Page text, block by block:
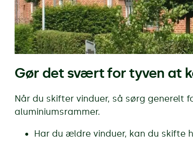
Gør det svært for tyven at
Når du skifter vinduer, så sørg generelt
aluminiumsrammer.
Har du ældre vinduer, kan du skifte